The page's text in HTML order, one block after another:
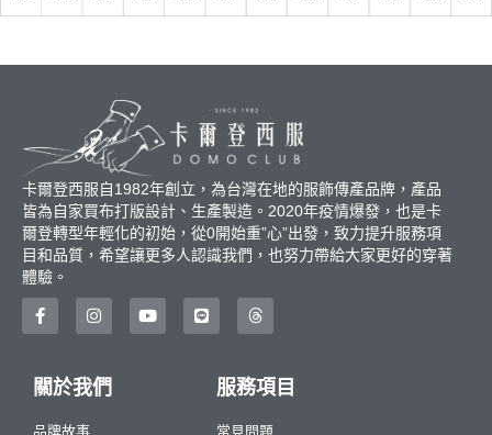
卡爾登西服自1982年創立，為台灣在地的服飾傳產品牌，產品
皆為自家買布打版設計、生產製造。2020年疫情爆發，也是卡
爾登轉型年輕化的初始，從0開始重”心”出發，致力提升服務項
目和品質，希望讓更多人認識我們，也努力帶給大家更好的穿著
體驗。
關於我們
品牌故事
服務項目
常見問題